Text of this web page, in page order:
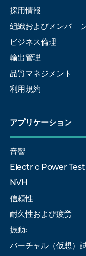
採用情報
組織およびメンバー
ビジネス倫理
輸出管理
品質マネジメント
利用規約
アプリケーション
音響
Electric Power
NVH
信頼性
耐久性および疲労
振動:
バーチャル（仮想）